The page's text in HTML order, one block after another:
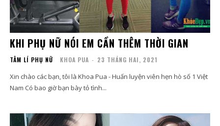
KHI PHỤ NỮ NÓI EM CẦN THÊM THỜI GIAN
TÂM LÍ PHỤ NỮ KHOA PUA - 23 THÁNG HAI, 2021
Xin chào các bạn, tôi là Khoa Pua - Huấn luyện viên hẹn hò số 1 Việt
Nam Có bao giờ bạn bày tỏ tình...